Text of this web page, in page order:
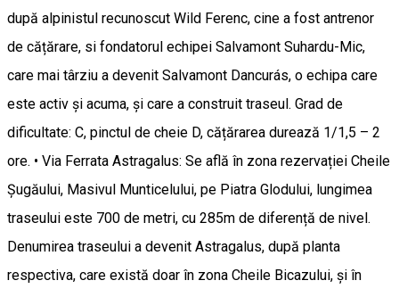
după alpinistul recunoscut Wild Ferenc, cine a fost antrenor
de cățărare, si fondatorul echipei Salvamont Suhardu-Mic,
care mai târziu a devenit Salvamont Dancurás, o echipa care
este activ și acuma, și care a construit traseul. Grad de
dificultate: C, pinctul de cheie D, cățărarea durează 1/1,5 – 2
ore. • Via Ferrata Astragalus: Se află în zona rezervației Cheile
Șugăului, Masivul Munticelului, pe Piatra Glodului, lungimea
traseului este 700 de metri, cu 285m de diferență de nivel.
Denumirea traseului a devenit Astragalus, după planta
respectiva, care există doar în zona Cheile Bicazului, și în